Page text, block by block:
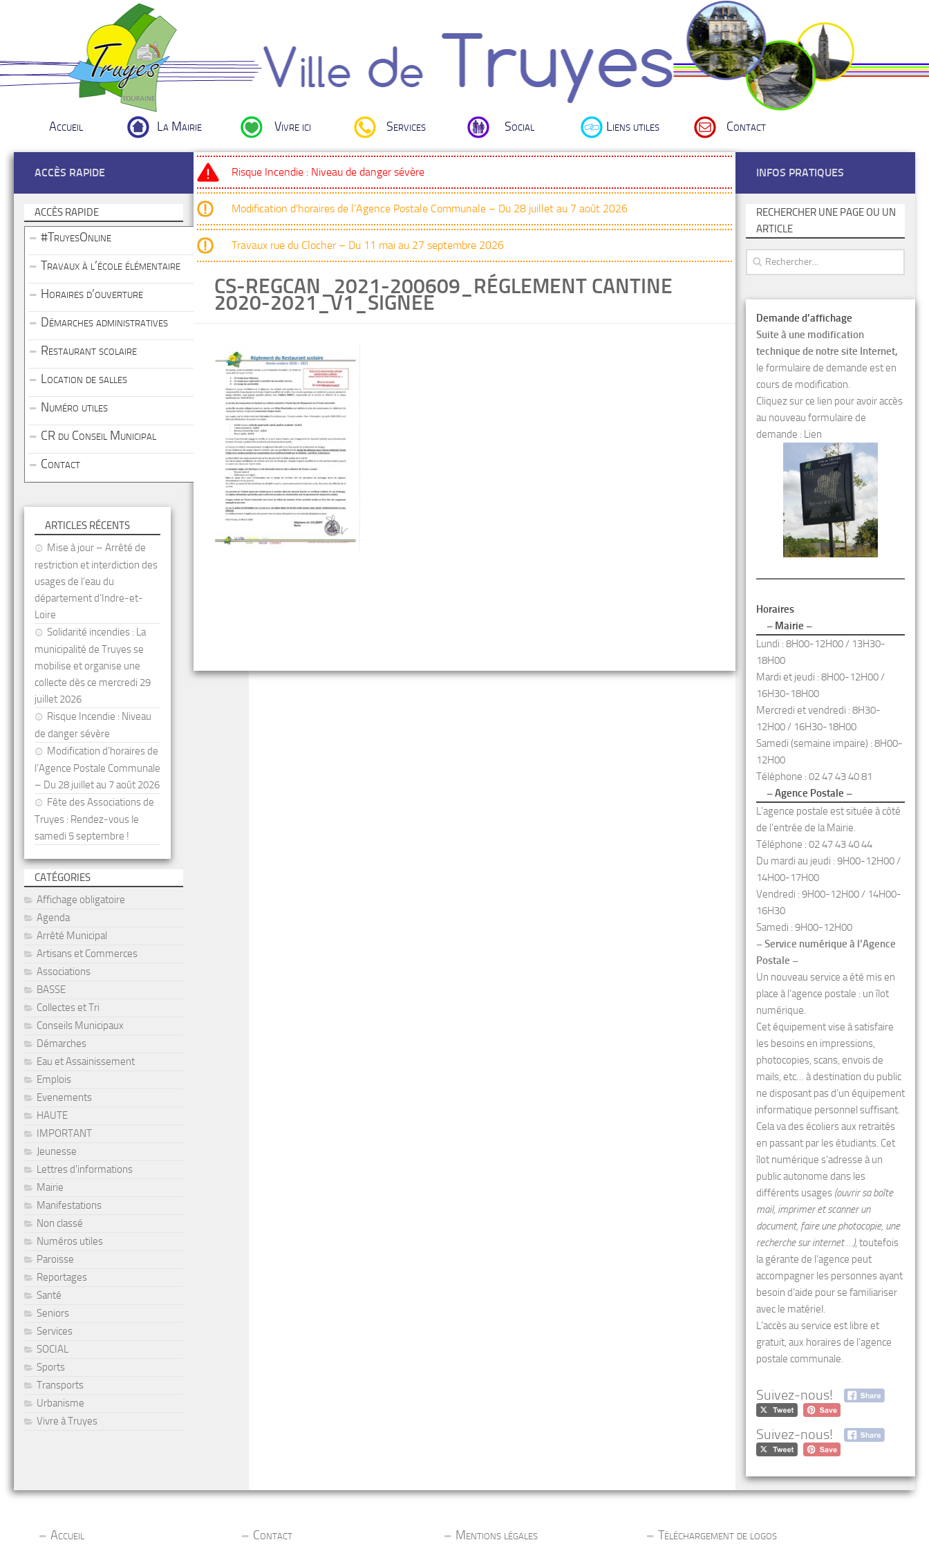
Accueil La Mairie Vivre ici Services Social Liens utiles Contact
Risque Incendie : Niveau de danger sévère
Modification d’horaires de l’Agence Postale Communale – Du 28 juillet au 7 août 2026
Travaux rue du Clocher – Du 11 mai au 27 septembre 2026
CS-REGCAN_2021-200609_RÉGLEMENT CANTINE
2020-2021_V1_SIGNEE
ACCÈS RAPIDE
ACCÈS RAPIDE
#TruyesOnline
Travaux à l’école élémentaire
Horaires d’ouverture
Démarches administratives
Restaurant scolaire
Location de salles
Numéro utiles
CR du Conseil Municipal
Contact
ARTICLES RÉCENTS
Mise à jour – Arrêté de
restriction et interdiction des
usages de l’eau du
département d’Indre-et-
Loire
Solidarité incendies : La
municipalité de Truyes se
mobilise et organise une
collecte dès ce mercredi 29
juillet 2026
Risque Incendie : Niveau
de danger sévère
Modification d’horaires de
l’Agence Postale Communale
– Du 28 juillet au 7 août 2026
Fête des Associations de
Truyes : Rendez-vous le
samedi 5 septembre !
CATÉGORIES
Affichage obligatoire
Agenda
Arrêté Municipal
Artisans et Commerces
Associations
BASSE
Collectes et Tri
Conseils Municipaux
Démarches
Eau et Assainissement
Emplois
Evenements
HAUTE
IMPORTANT
Jeunesse
Lettres d'informations
Mairie
Manifestations
Non classé
Numéros utiles
Paroisse
Reportages
Santé
Seniors
Services
SOCIAL
Sports
Transports
Urbanisme
Vivre à Truyes
INFOS PRATIQUES
RECHERCHER UNE PAGE OU UN
ARTICLE
Demande d’affichage
Suite à une modification
technique de notre site Internet,
le formulaire de demande est en
cours de modification.
Cliquez sur ce lien pour avoir accès
au nouveau formulaire de
demande : Lien
Horaires
– Mairie –
Lundi : 8H00-12H00 / 13H30-
18H00
Mardi et jeudi : 8H00-12H00 /
16H30-18H00
Mercredi et vendredi : 8H30-
12H00 / 16H30-18H00
Samedi (semaine impaire) : 8H00-
12H00
Téléphone : 02 47 43 40 81
– Agence Postale –
L’agence postale est située à côté
de l’entrée de la Mairie.
Téléphone : 02 47 43 40 44
Du mardi au jeudi : 9H00-12H00 /
14H00-17H00
Vendredi : 9H00-12H00 / 14H00-
16H30
Samedi : 9H00-12H00
– Service numérique à l’Agence
Postale –
Un nouveau service a été mis en
place à l’agence postale : un îlot
numérique.
Cet équipement vise à satisfaire
les besoins en impressions,
photocopies, scans, envois de
mails, etc… à destination du public
ne disposant pas d’un équipement
informatique personnel suffisant.
Cela va des écoliers aux retraités
en passant par les étudiants. Cet
îlot numérique s’adresse à un
public autonome dans les
différents usages (ouvrir sa boîte
mail, imprimer et scanner un
document, faire une photocopie, une
recherche sur internet …), toutefois
la gérante de l’agence peut
accompagner les personnes ayant
besoin d’aide pour se familiariser
avec le matériel.
L’accès au service est libre et
gratuit, aux horaires de l’agence
postale communale.
Suivez-nous!
Suivez-nous!
Accueil Contact Mentions légales Téléchargement de logos